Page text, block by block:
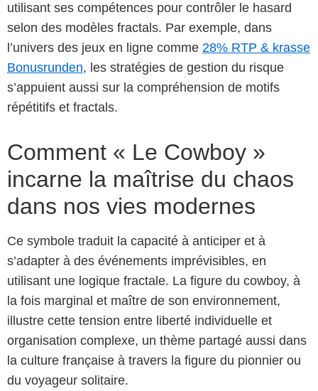
utilisant ses compétences pour contrôler le hasard
selon des modèles fractals. Par exemple, dans
l’univers des jeux en ligne comme 28% RTP & krasse
Bonusrunden, les stratégies de gestion du risque
s’appuient aussi sur la compréhension de motifs
répétitifs et fractals.
Comment « Le Cowboy »
incarne la maîtrise du chaos
dans nos vies modernes
Ce symbole traduit la capacité à anticiper et à
s’adapter à des événements imprévisibles, en
utilisant une logique fractale. La figure du cowboy, à
la fois marginal et maître de son environnement,
illustre cette tension entre liberté individuelle et
organisation complexe, un thème partagé aussi dans
la culture française à travers la figure du pionnier ou
du voyageur solitaire.